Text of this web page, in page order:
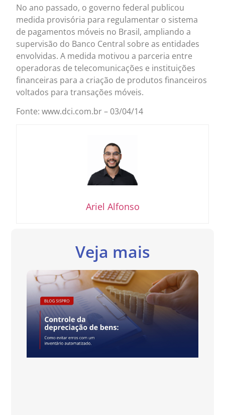
No ano passado, o governo federal publicou
medida provisória para regulamentar o sistema
de pagamentos móveis no Brasil, ampliando a
supervisão do Banco Central sobre as entidades
envolvidas. A medida motivou a parceria entre
operadoras de telecomunicações e instituições
financeiras para a criação de produtos financeiros
voltados para transações móveis.
Fonte: www.dci.com.br – 03/04/14
Ariel Alfonso
Veja mais